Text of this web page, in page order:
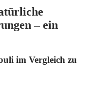
– ein
im Vergleich zu